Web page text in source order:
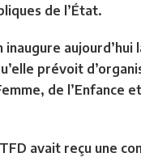
de l’État.
inaugure
prévoit
de l’Enfance
avait reçu une